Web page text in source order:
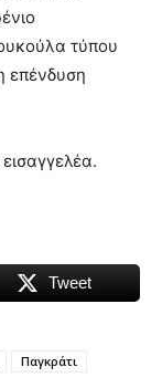
τύπου
επένδυση
Tweet
Παγκράτι